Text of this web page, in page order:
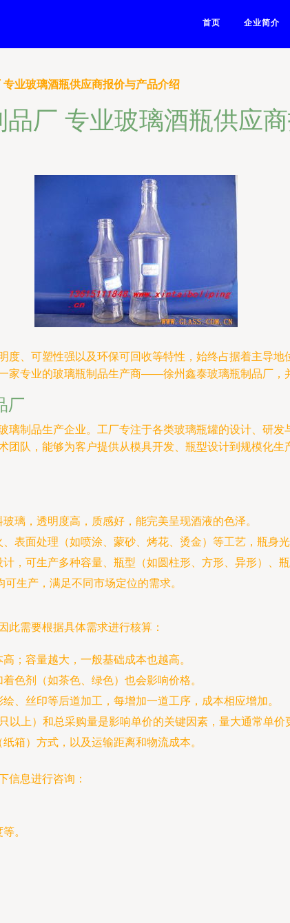
首页 企业简介
业玻璃酒瓶供应商报价与产品介绍
厂 专业玻璃酒瓶供应
度、可塑性强以及环保可回收等特性，始终占据着主导
家专业的玻璃瓶制品生产商——徐州鑫泰玻璃瓶制品厂，
厂
璃制品生产企业。工厂专注于各类玻璃瓶罐的设计、研
团队，能够为客户提供从模具开发、瓶型设计到规模化
璃，透明度高，质感好，能完美呈现酒液的色泽。
表面处理（如喷涂、蒙砂、烤花、烫金）等工艺，瓶身
，可生产多种容量、瓶型（如圆柱形、方形、异形）、
生产，满足不同市场定位的需求。
此需要根据具体需求进行核算：
；容量越大，一般基础成本也越高。
色剂（如茶色、绿色）也会影响价格。
、丝印等后道加工，每增加一道工序，成本相应增加。
以上）和总采购量是影响单价的关键因素，量大通常单价
箱）方式，以及运输距离和物流成本。
信息进行咨询：
。